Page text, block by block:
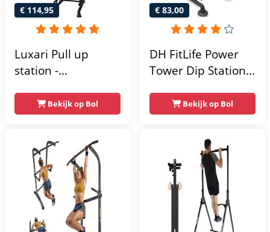
€ 114,95
Luxari Pull up
station -
- Dip Station - Pull
Up Bar -
Krachtstation -
Power Rack -
Verstelbaar -
Krachttraining
Bekijk op Bol
€ 83,00
DH FitLife Power
Tower Dip Station |
vrijstaand | dip
barren rugtrainer |
krachtstation
krachttoren |
fitnessstation |
power rack voor
thuis gym |
krachttraining voor
Bekijk op Bol